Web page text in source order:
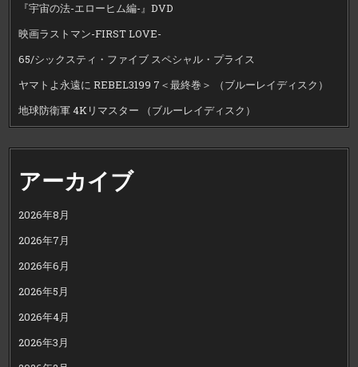
『宇宙の法-エローヒム編-』DVD
映画ラストマン-FIRST LOVE-
65/シックスティ・ファイブ スペシャル・プライス
ヤマトよ永遠に REBEL3199 7＜最終巻＞ （ブルーレイディスク）
地球防衛軍 4Kリマスター （ブルーレイディスク）
アーカイブ
2026年8月
2026年7月
2026年6月
2026年5月
2026年4月
2026年3月